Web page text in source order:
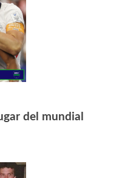
del mundial